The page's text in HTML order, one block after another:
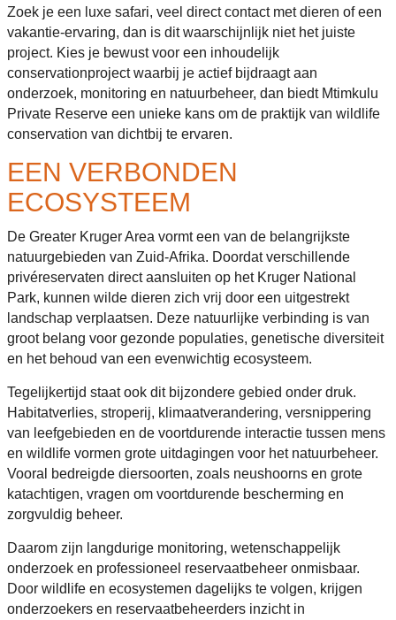
Zoek je een luxe safari, veel direct contact met dieren of een
vakantie-ervaring, dan is dit waarschijnlijk niet het juiste
project. Kies je bewust voor een inhoudelijk
conservationproject waarbij je actief bijdraagt aan
onderzoek, monitoring en natuurbeheer, dan biedt Mtimkulu
Private Reserve een unieke kans om de praktijk van wildlife
conservation van dichtbij te ervaren.
EEN VERBONDEN
ECOSYSTEEM
De Greater Kruger Area vormt een van de belangrijkste
natuurgebieden van Zuid-Afrika. Doordat verschillende
privéreservaten direct aansluiten op het Kruger National
Park, kunnen wilde dieren zich vrij door een uitgestrekt
landschap verplaatsen. Deze natuurlijke verbinding is van
groot belang voor gezonde populaties, genetische diversiteit
en het behoud van een evenwichtig ecosysteem.
Tegelijkertijd staat ook dit bijzondere gebied onder druk.
Habitatverlies, stroperij, klimaatverandering, versnippering
van leefgebieden en de voortdurende interactie tussen mens
en wildlife vormen grote uitdagingen voor het natuurbeheer.
Vooral bedreigde diersoorten, zoals neushoorns en grote
katachtigen, vragen om voortdurende bescherming en
zorgvuldig beheer.
Daarom zijn langdurige monitoring, wetenschappelijk
onderzoek en professioneel reservaatbeheer onmisbaar.
Door wildlife en ecosystemen dagelijks te volgen, krijgen
onderzoekers en reservaatbeheerders inzicht in